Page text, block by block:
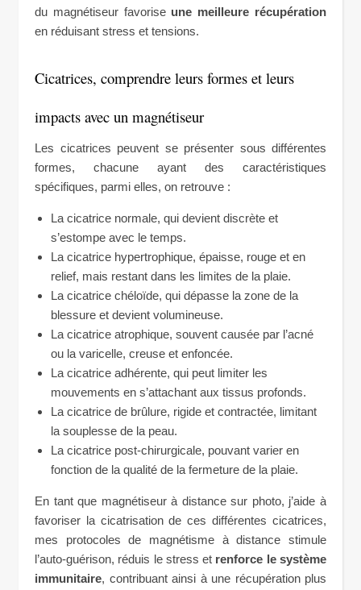
du magnétiseur favorise une meilleure récupération
en réduisant stress et tensions.
Cicatrices, comprendre leurs formes et leurs
impacts avec un magnétiseur
Les cicatrices peuvent se présenter sous différentes
formes, chacune ayant des caractéristiques
spécifiques, parmi elles, on retrouve :
La cicatrice normale, qui devient discrète et
s’estompe avec le temps.
La cicatrice hypertrophique, épaisse, rouge et en
relief, mais restant dans les limites de la plaie.
La cicatrice chéloïde, qui dépasse la zone de la
blessure et devient volumineuse.
La cicatrice atrophique, souvent causée par l’acné
ou la varicelle, creuse et enfoncée.
La cicatrice adhérente, qui peut limiter les
mouvements en s’attachant aux tissus profonds.
La cicatrice de brûlure, rigide et contractée, limitant
la souplesse de la peau.
La cicatrice post-chirurgicale, pouvant varier en
fonction de la qualité de la fermeture de la plaie.
En tant que magnétiseur à distance sur photo, j’aide à
favoriser la cicatrisation de ces différentes cicatrices,
mes protocoles de magnétisme à distance stimule
l’auto-guérison, réduis le stress et renforce le système
immunitaire, contribuant ainsi à une récupération plus